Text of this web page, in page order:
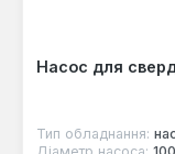
Насос для
Тип обладнання: